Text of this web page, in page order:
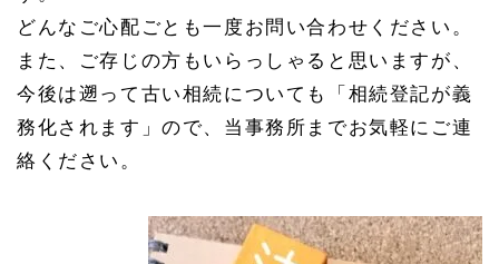
どんなご心配ごとも一度お問い合わせください。
また、ご存じの方もいらっしゃると思いますが、
今後は遡って古い相続についても「相続登記が義
務化されます」ので、当事務所までお気軽にご連
絡ください。